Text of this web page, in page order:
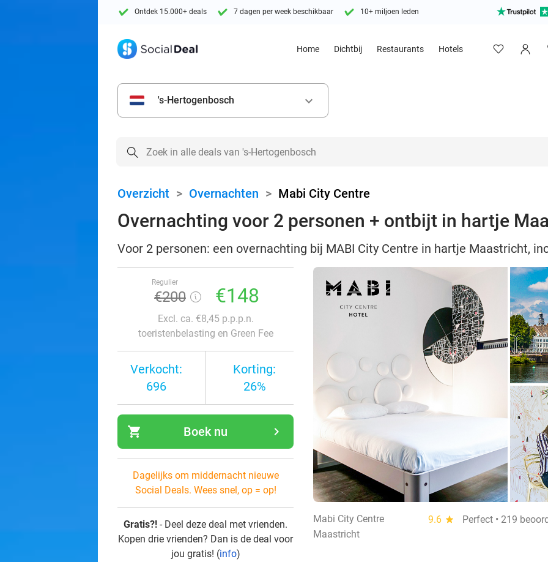
Ontdek 15.000+ deals 7 dagen per week beschikbaar 10+ miljoen leden
Home Dichtbij Restaurants Hotels
's-Hertogenbosch keyboard_arrow_down
Overzicht > Overnachten > Mabi City Centre
Overnachting voor 2 personen + ontbijt in hartje
Voor 2 personen: een overnachting bij MABI City Centre in hartje Maastricht,
Regulier
€200 €148
Excl. ca. €8,45 p.p.p.n.
toeristenbelasting en Green Fee
Verkocht:
696
Korting:
26%
shopping_cart navigate_next
Boek nu
Dagelijks om middernacht nieuwe
Social Deals. Wees snel, op = op!
Gratis?! - Deel deze deal met vrienden.
Kopen drie vrienden? Dan is de deal voor
jou gratis! (info)
Mabi City Centre 9.6 star
Perfect • 219
Maastricht